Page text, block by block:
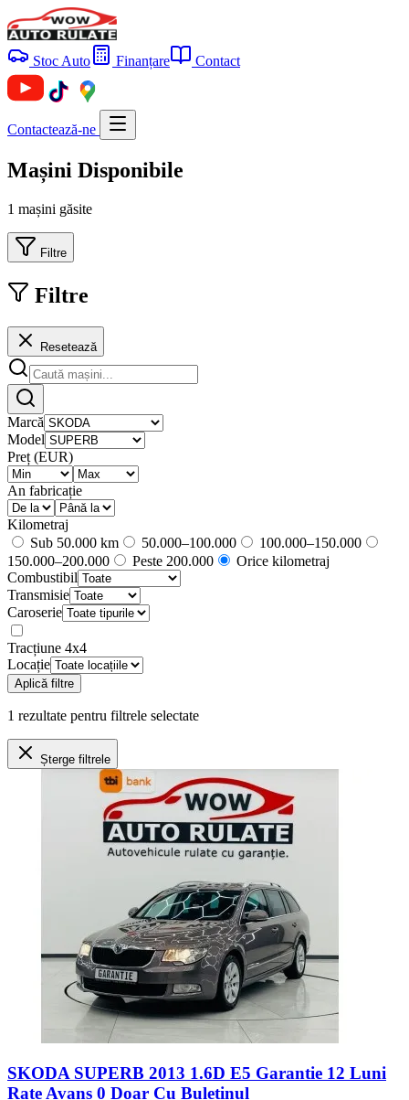
Stoc Auto Finanțare Contact
Contactează-ne
Mașini Disponibile
1 mașini găsite
Filtre
Filtre
Resetează
Marcă
Model
Preț (EUR)
An fabricație
Kilometraj
Sub 50.000 km
50.000–100.000
100.000–150.000
150.000–200.000
Peste 200.000
Orice kilometraj
Combustibil
Transmisie
Caroserie
Tracțiune 4x4
Locație
Aplică filtre
1 rezultate pentru filtrele selectate
Șterge filtrele
SKODA SUPERB 2013 1.6D E5 Garantie 12 Luni
Rate Avans 0 Doar Cu Buletinul